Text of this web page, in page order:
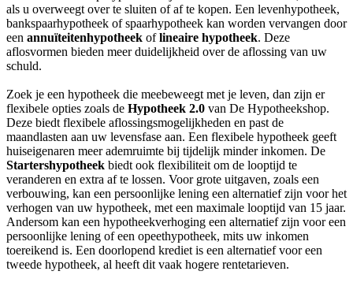
als u overweegt over te sluiten of af te kopen. Een levenhypotheek,
bankspaarhypotheek of spaarhypotheek kan worden vervangen door
een annuïteitenhypotheek oflineaire hypotheek. Deze
aflosvormen bieden meer duidelijkheid over de aflossing van uw
schuld.
Zoek je een hypotheek die meebeweegt met je leven, dan zijn er
flexibele opties zoals de Hypotheek 2.0 van De Hypotheekshop.
Deze biedt flexibele aflossingsmogelijkheden en past de
maandlasten aan uw levensfase aan. Een flexibele hypotheek geeft
huiseigenaren meer ademruimte bij tijdelijk minder inkomen. De
Startershypotheek biedt ook flexibiliteit om de looptijd te
veranderen en extra af te lossen. Voor grote uitgaven, zoals een
verbouwing, kan een persoonlijke lening een alternatief zijn voor het
verhogen van uw hypotheek, met een maximale looptijd van 15 jaar.
Andersom kan een hypotheekverhoging een alternatief zijn voor een
persoonlijke lening of een opeethypotheek, mits uw inkomen
toereikend is. Een doorlopend krediet is een alternatief voor een
tweede hypotheek, al heeft dit vaak hogere rentetarieven.